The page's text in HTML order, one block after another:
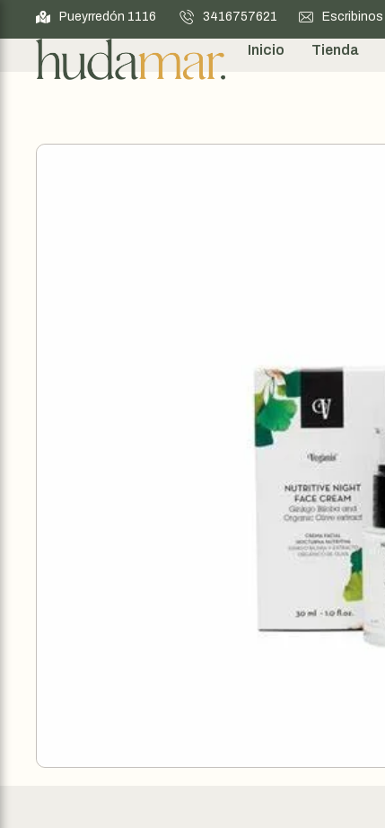
Pueyrredón 1116 3416757621 Escribinos
Inicio Tienda